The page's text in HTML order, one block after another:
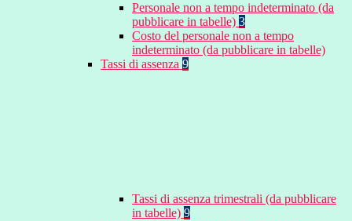
Personale non a tempo indeterminato (da
pubblicare in tabelle) 3
Costo del personale non a tempo
indeterminato (da pubblicare in tabelle)
Tassi di assenza 9
Tassi di assenza trimestrali (da pubblicare
in tabelle) 9